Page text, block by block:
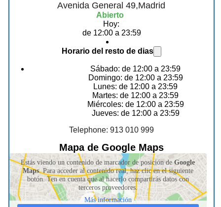
Avenida General 49,Madrid
Abierto
Hoy:
de 12:00 a 23:59
Horario del resto de dias
Sábado: de 12:00 a 23:59
Domingo: de 12:00 a 23:59
Lunes: de 12:00 a 23:59
Martes: de 12:00 a 23:59
Miércoles: de 12:00 a 23:59
Jueves: de 12:00 a 23:59
Telephone: 913 010 999
Mapa de Google Maps
Estás viendo un contenido de marcador de posición deGoogle
Maps. Para acceder al contenido real, haz clic en el siguiente
botón. Ten en cuenta que al hacerlo compartirás datos con
terceros proveedores.
Más información